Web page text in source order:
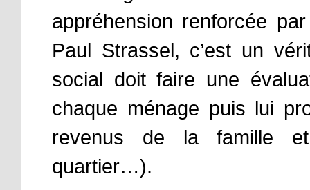
appréhension renforcée
Paul Strassel, c’est un
social doit faire une
chaque ménage puis lui
revenus de la famille
quartier…).